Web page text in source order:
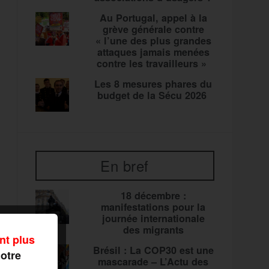
Au Portugal, appel à la
grève générale contre
« l’une des plus grandes
attaques jamais menées
contre les travailleurs »
Les 8 mesures phares du
budget de la Sécu 2026
En bref
18 décembre :
manifestations pour la
journée internationale
des migrants
Brésil : La COP30 est une
mascarade – L’Actu des
plus